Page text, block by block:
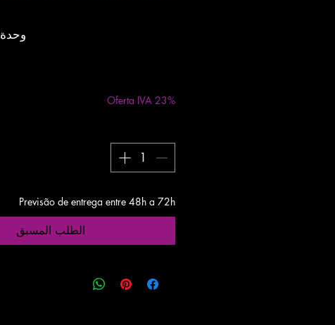
وحدة SKU: 102285
Oferta IVA 23%
Previsão de entrega entre 48h a 72h
الطلب المسبق